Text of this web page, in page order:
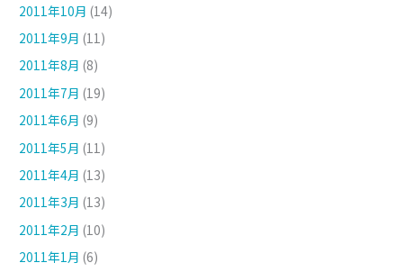
2011年10月 (14)
2011年9月 (11)
2011年8月 (8)
2011年7月 (19)
2011年6月 (9)
2011年5月 (11)
2011年4月 (13)
2011年3月 (13)
2011年2月 (10)
2011年1月 (6)